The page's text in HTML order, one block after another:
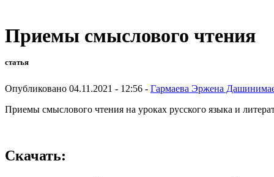
Приемы смыслового чтения
статья
Опубликовано 04.11.2021 - 12:56 - Гармаева Эржена
Приемы смыслового чтения на уроках русского языка и
Скачать: